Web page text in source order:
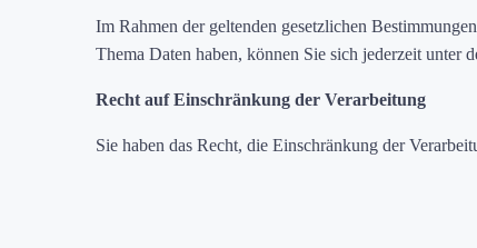
Im Rahmen der geltenden gesetzlichen
Thema Daten haben, können Sie sich jederzeit unter
Recht auf Einschränkung der Verarbeitung
Sie haben das Recht, die Einschränkung der